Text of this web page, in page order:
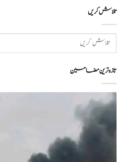
تلاش کریں
تازہ ترین مضامین